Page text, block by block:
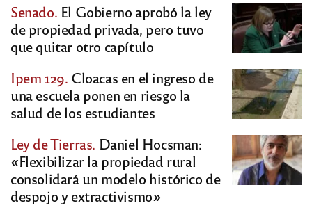
Senado. El Gobierno aprobó la ley
de propiedad privada, pero tuvo
que quitar otro capítulo
Ipem 129. Cloacas en el ingreso de
una escuela ponen en riesgo la
salud de los estudiantes
Ley de Tierras. Daniel Hocsman:
«Flexibilizar la propiedad rural
consolidará un modelo histórico de
despojo y extractivismo»